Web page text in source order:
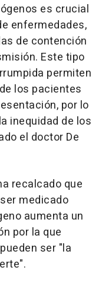
es crucial
enfermedades,
de contención
Este tipo
permiten
los pacientes
por lo
inequidad de los
el doctor De
recalcado que
medicado
aumenta un
por la que
ser "la